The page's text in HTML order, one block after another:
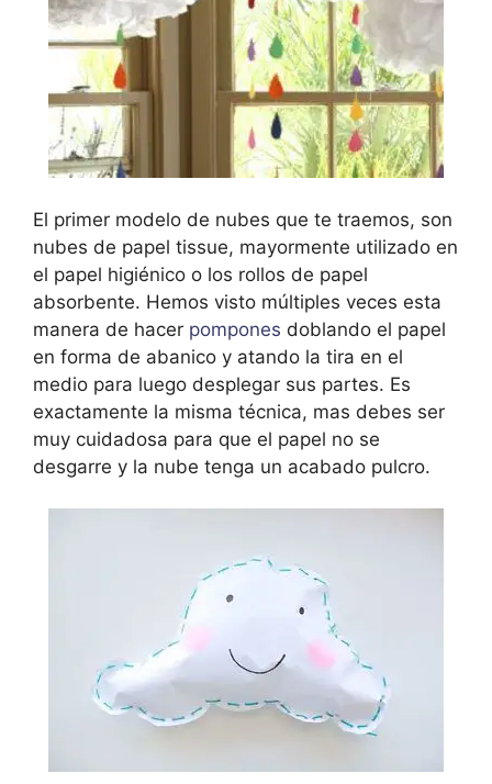
El primer modelo de nubes que te traemos, son
nubes de papel tissue, mayormente utilizado en
el papel higiénico o los rollos de papel
absorbente. Hemos visto múltiples veces esta
manera de hacer pompones doblando el papel
en forma de abanico y atando la tira en el
medio para luego desplegar sus partes. Es
exactamente la misma técnica, mas debes ser
muy cuidadosa para que el papel no se
desgarre y la nube tenga un acabado pulcro.